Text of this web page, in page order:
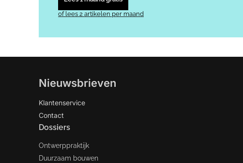
of lees 2 artikelen per maand
Nieuwsbrieven
Klantenservice
Contact
Dossiers
Ontwerppraktijk
Duurzaam bouwen